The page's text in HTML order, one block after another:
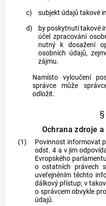
c)
subjekt údajů takové
d)
by poskytnutí takové
účel zpracování
nutný k dosažení
osobních údajů,
zájmu.
Namísto vyloučení
správce může
odložit.
§
Ochrana zdroje
(1)
Povinnost informovat
odst. 4 a v jim
Evropského
o ostatních právech
uveřejněním těchto
dálkový přístup; v
o správcem obvykle
údajů.